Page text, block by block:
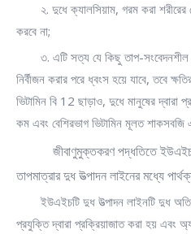
২. দুধে ক্যালসিয়াম, গরম করা
করবে না;
৩. এটি সত্য যে কিছু তাপ-সংবেদনশীল
নির্বীজন করার পরে ধ্বংস হয়ে যাবে, তবে
ভিটামিন বি 12 ছাড়াও, দুধে মানুষের দ্বারা
কম এবং বেশিরভাগ ভিটামিন মূলত
জীবাণুমুক্তকরণ পদ্ধতিতে
তাপমাত্রার দুধ উত্পাদন লাইনের মধ্যে
ইউএইচটি দুধ উত্পাদন লাইনটি দুধ
প্রযুক্তি দ্বারা প্রক্রিয়াজাত করা হয় এবং